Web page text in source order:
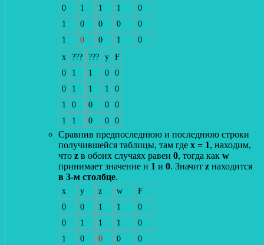
0
1 1 1
0
1
0 0 0
0
1
0 0 1
0
x
??? ??? y
F
0
1 1 0
0
0
1 1 1
0
1
0 0 0
0
1
1 0 0 0
Сравнив предпоследнюю и последнюю строки
получившейся таблицы, там где x = 1, находим,
что z в обоих случаях равен 0, тогда как w
принимает значение и 1 и 0. Значит z находится
в 3-м столбце.
x y z w
F
0
0 1 1
0
0
1 1 1
0
1
0 0 0
0